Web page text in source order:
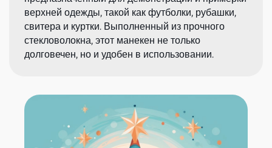
верхней одежды, такой как футболки, рубашки,
свитера и куртки. Выполненный из прочного
стекловолокна, этот манекен не только
долговечен, но и удобен в использовании.